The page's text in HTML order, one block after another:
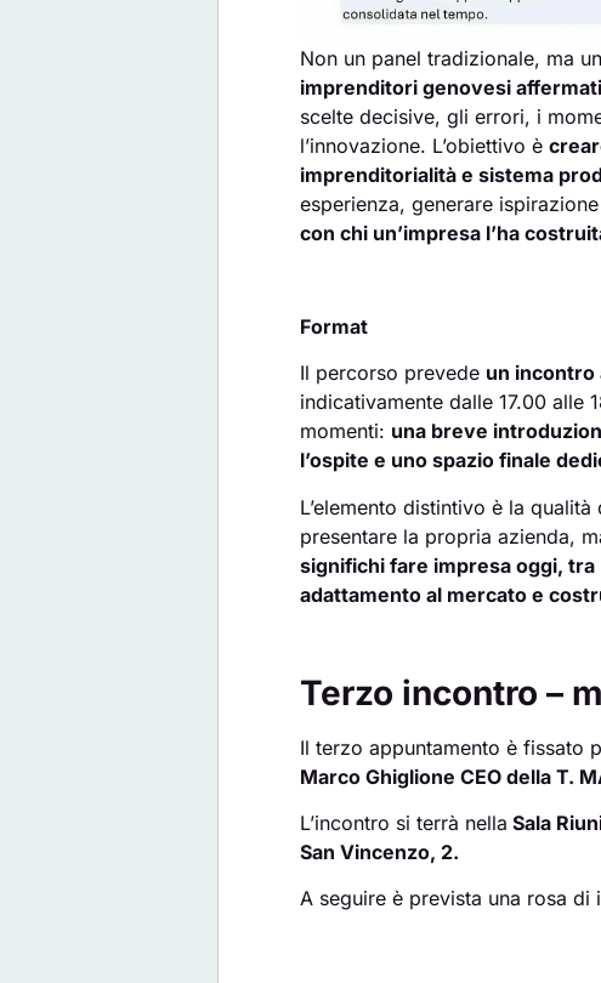
Non un panel tradizionale, ma
imprenditori genovesi affermati
scelte decisive, gli errori, i
l’innovazione. L’obiettivo è
imprenditorialità e sistema
esperienza, generare
con chi un’impresa l’ha
Format
Il percorso prevede un incontro
indicativamente dalle 17.00 alle
momenti: una breve
l’ospite e uno spazio finale
L’elemento distintivo è la
presentare la propria azienda,
significhi fare impresa oggi,
adattamento al mercato e
Terzo incontro –
Il terzo appuntamento è fissato
Marco Ghiglione CEO della T.
L’incontro si terrà nella Sala
San Vincenzo, 2.
A seguire è prevista una rosa